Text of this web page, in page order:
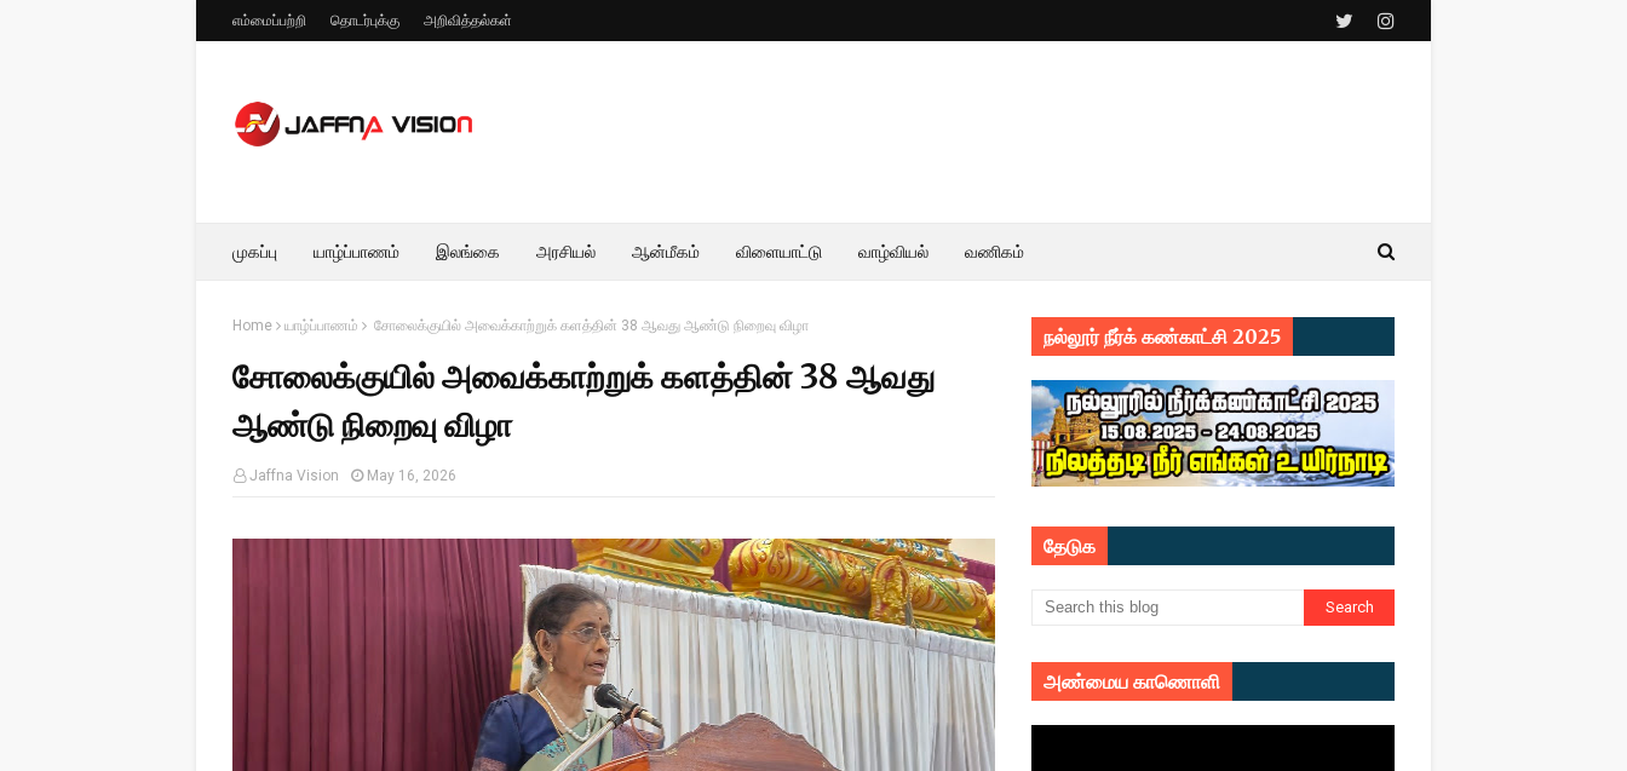
எம்மைப்பற்றி தொடர்புக்கு அறிவித்தல்கள்
முகப்பு யாழ்ப்பாணம் இலங்கை அரசியல் ஆன்மீகம் விளையாட்டு வாழ்வியல் வணிகம்
Home யாழ்ப்பாணம் சோலைக்குயில் அவைக்காற்றுக் களத்தின் 38 ஆவது ஆண்டு நிறைவு விழா
சோலைக்குயில் அவைக்காற்றுக் களத்தின் 38 ஆவது
ஆண்டு நிறைவு விழா
Jaffna Vision May 16, 2026
நல்லூர் நீர்க் கண்காட்சி 2025
தேடுக
அண்மைய காணொளி